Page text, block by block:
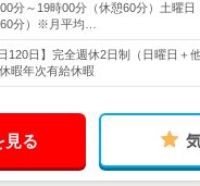
分～19時00分（休憩60分）土曜日
分）※月平均…
120日】完全週休2日制（日曜日＋
暇年次有給休暇
見る